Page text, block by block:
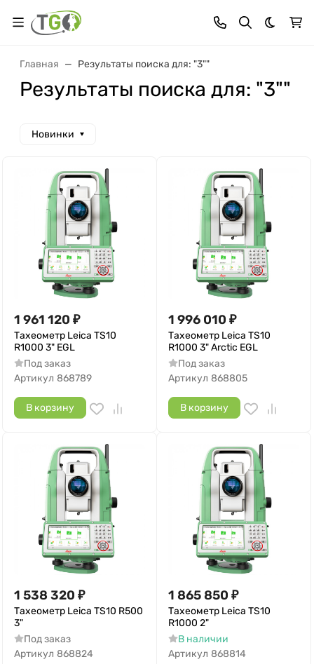
Темная
Главная Результаты поиска для: "3""
Результаты поиска для: "3""
Новинки
1 961 120 ₽
Тахеометр Leica TS10
R1000 3" EGL
Под заказ
Артикул 868789
В корзину
1 996 010 ₽
Тахеометр Leica TS10
R1000 3" Arctic EGL
Под заказ
Артикул 868805
В корзину
1 538 320 ₽
Тахеометр Leica TS10 R500
3"
Под заказ
Артикул 868824
1 865 850 ₽
Тахеометр Leica TS10
R1000 2"
В наличии
Артикул 868814